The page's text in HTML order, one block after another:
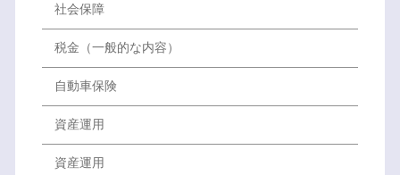
社会保障
税金（一般的な内容）
自動車保険
資産運用
資産運用